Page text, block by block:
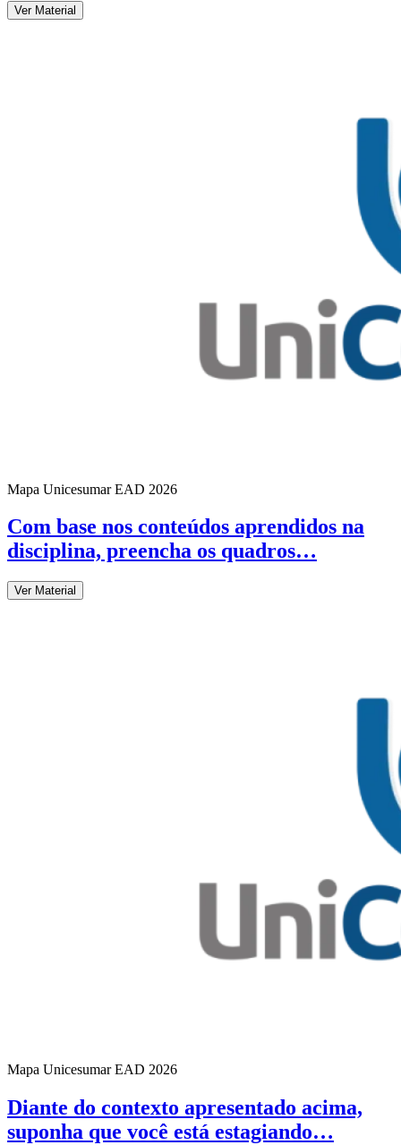
Ver Material
Mapa Unicesumar EAD 2026
Com base nos conteúdos aprendidos na
disciplina, preencha os quadros…
Ver Material
Mapa Unicesumar EAD 2026
Diante do contexto apresentado acima,
suponha que você está estagiando…